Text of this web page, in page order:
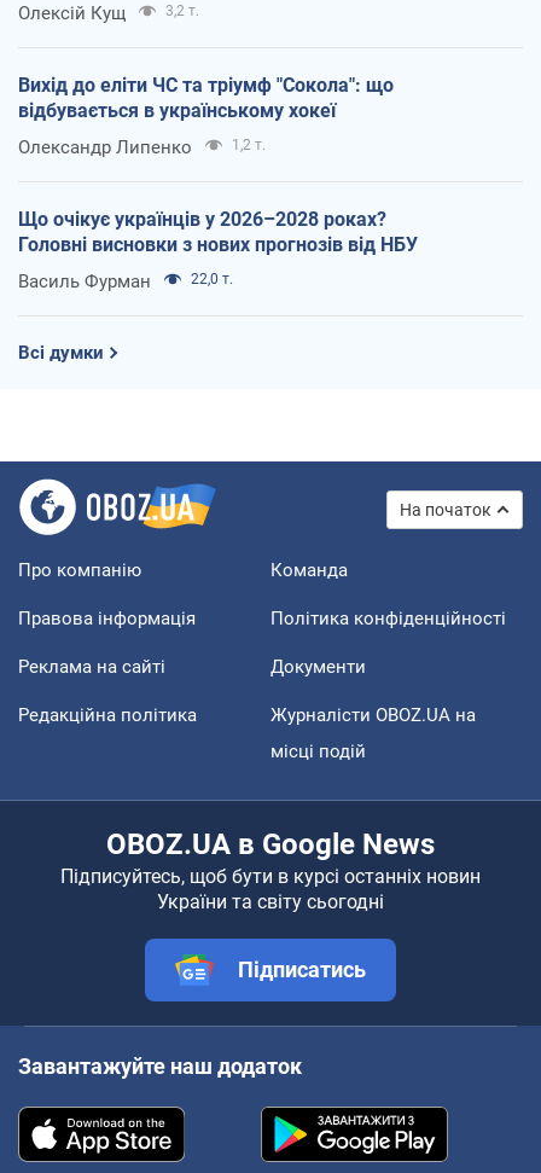
Олексій Кущ 3,2 т.
Вихід до еліти ЧС та тріумф "Сокола": що
відбувається в українському хокеї
Олександр Липенко 1,2 т.
Що очікує українців у 2026–2028 роках?
Головні висновки з нових прогнозів від НБУ
Василь Фурман 22,0 т.
Всі думки
На початок
Про компанію Команда
Правова інформація Політика конфіденційності
Реклама на сайті Документи
Редакційна політика
Журналісти OBOZ.UA на
місці подій
OBOZ.UA в Google News
Підписуйтесь, щоб бути в курсі останніх новин
України та світу сьогодні
Підписатись
Завантажуйте наш додаток